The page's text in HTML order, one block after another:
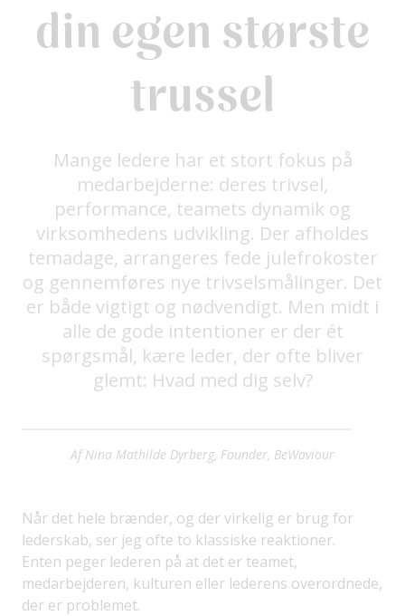
din egen største
trussel
Mange ledere har et stort fokus på
medarbejderne: deres trivsel,
performance, teamets dynamik og
virksomhedens udvikling. Der afholdes
temadage, arrangeres fede julefrokoster
og gennemføres nye trivselsmålinger. Det
er både vigtigt og nødvendigt. Men midt i
alle de gode intentioner er der ét
spørgsmål, kære leder, der ofte bliver
glemt: Hvad med dig selv?
Af Nina Mathilde Dyrberg, Founder, BeWaviour
Når det hele brænder, og der virkelig er brug for
lederskab, ser jeg ofte to klassiske reaktioner.
Enten peger lederen på at det er teamet,
medarbejderen, kulturen eller lederens overordnede,
der er problemet.